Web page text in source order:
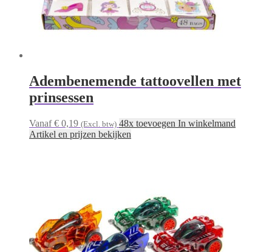
Adembenemende tattoovellen met
prinsessen
Vanaf € 0,19 (Excl. btw) 48x toevoegen In winkelmand
Artikel en prijzen bekijken